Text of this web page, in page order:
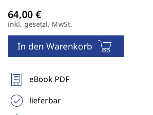
inkl. gesetzl. MwSt.
In den Warenkorb
eBook PDF
lieferbar